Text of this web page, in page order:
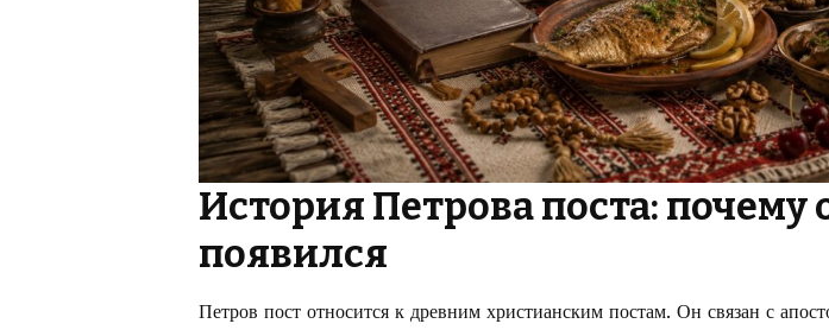
История Петрова поста: почему
появился
Петров пост относится к древним христианским постам. Он связан с